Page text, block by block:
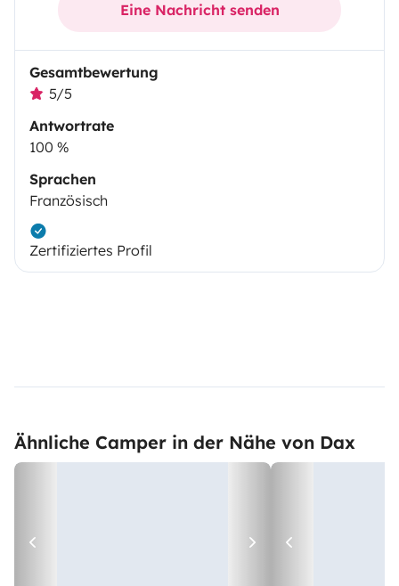
Eine Nachricht senden
Gesamtbewertung
5/5
Antwortrate
100 %
Sprachen
Französisch
Zertifiziertes Profil
Ähnliche Camper in der Nähe von Dax